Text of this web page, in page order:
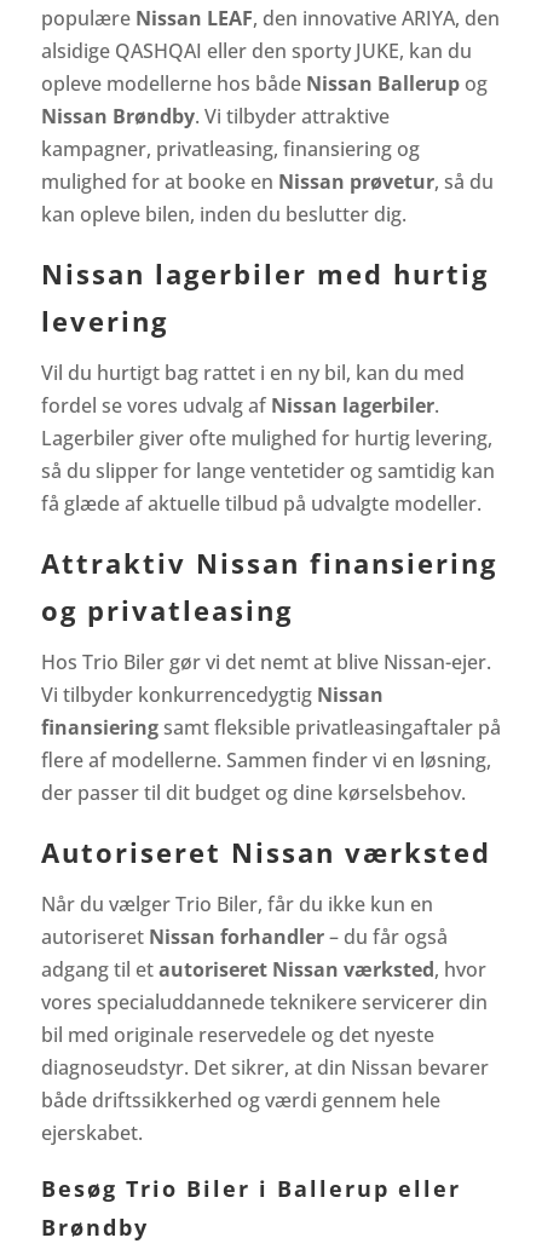
populære Nissan LEAF, den innovative ARIYA, den
alsidige QASHQAI eller den sporty JUKE, kan du
opleve modellerne hos både Nissan Ballerupog
Nissan Brøndby. Vi tilbyder attraktive
kampagner, privatleasing, finansiering og
mulighed for at booke en Nissan prøvetur, så du
kan opleve bilen, inden du beslutter dig.
Nissan lagerbiler med hurtig
levering
Vil du hurtigt bag rattet i en ny bil, kan du med
fordel se vores udvalg af Nissan lagerbiler.
Lagerbiler giver ofte mulighed for hurtig levering,
så du slipper for lange ventetider og samtidig kan
få glæde af aktuelle tilbud på udvalgte modeller.
Attraktiv Nissan finansiering
og privatleasing
Hos Trio Biler gør vi det nemt at blive Nissan-ejer.
Vi tilbyder konkurrencedygtig Nissan
finansieringsamt fleksible privatleasingaftaler på
flere af modellerne. Sammen finder vi en løsning,
der passer til dit budget og dine kørselsbehov.
Autoriseret Nissan værksted
Når du vælger Trio Biler, får du ikke kun en
autoriseret Nissan forhandler– du får også
adgang til etautoriseret Nissan værksted, hvor
vores specialuddannede teknikere servicerer din
bil med originale reservedele og det nyeste
diagnoseudstyr. Det sikrer, at din Nissan bevarer
både driftssikkerhed og værdi gennem hele
ejerskabet.
Besøg Trio Biler i Ballerup eller
Brøndby